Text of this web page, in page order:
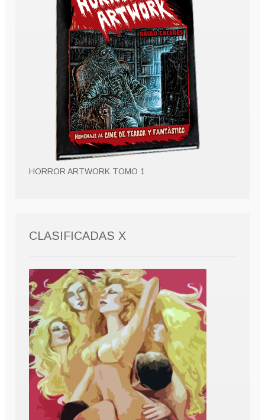
HORROR ARTWORK TOMO 1
CLASIFICADAS X